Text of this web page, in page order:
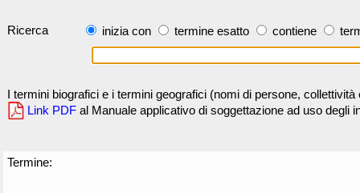
Ricerca inizia con termine esatto contiene
I termini biografici e i termini geografici (nomi di persone,
Link PDF al Manuale applicativo di soggettazione ad uso degli
Termine: